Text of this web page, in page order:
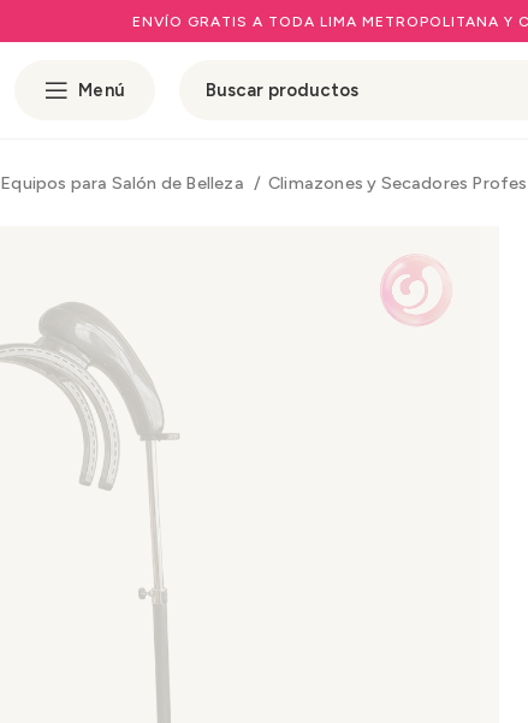
ENVÍO GRATIS A TODA LIMA METROPOLITANA Y
Menú
Equipos para Salón de Belleza Climazones y Secadores